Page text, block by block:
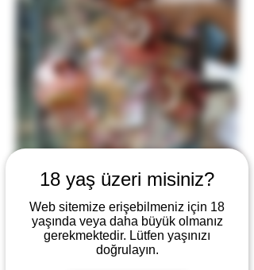
18 yaş üzeri misiniz?
Web sitemize erişebilmeniz için 18
yaşında veya daha büyük olmanız
gerekmektedir. Lütfen yaşınızı
doğrulayın.